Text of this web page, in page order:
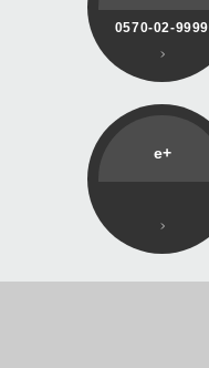
0570-02-9999
e+